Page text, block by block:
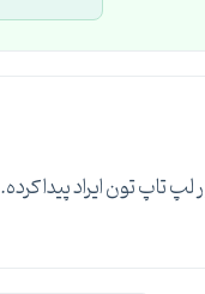
تون ایراد پیدا کرده.